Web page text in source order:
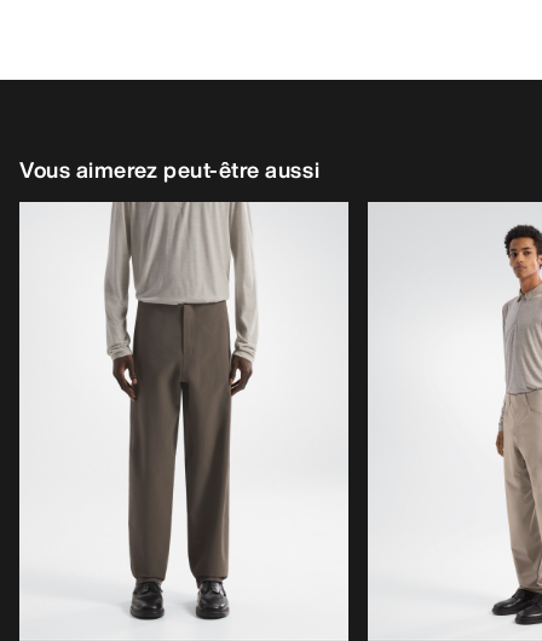
Vous aimerez peut-être aussi